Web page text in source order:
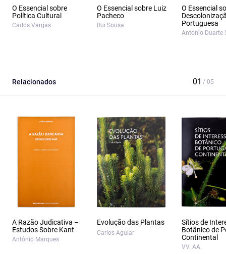
O Essencial sobre
Política Cultural
Carlos Vargas
O Essencial sobre Luiz
Pacheco
Rui Sousa
O Essencial
Portuguesa
António Duarte
Relacionados
A Razão Judicativa –
Estudos Sobre Kant
António Marques
Evolução das Plantas
Carlos Aguiar
Sítios de
Botânico de
Continental
VV. AA.